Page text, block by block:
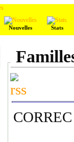
Nouvelles Stats